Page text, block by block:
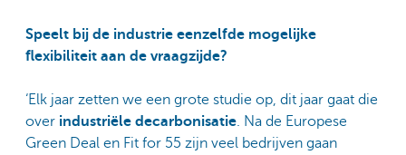
Speelt bij de industrie eenzelfde mogelijke
flexibiliteit aan de vraagzijde?
‘Elk jaar zetten we een grote studie op, dit jaar gaat die
over industriële decarbonisatie . Na de Europese
Green Deal en Fit for 55 zijn veel bedrijven gaan